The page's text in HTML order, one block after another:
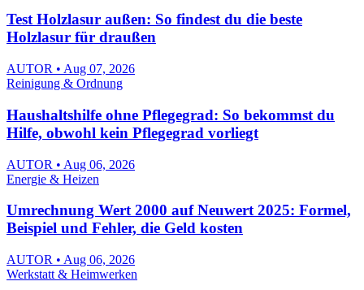
Test Holzlasur außen: So findest du die beste
Holzlasur für draußen
AUTOR • Aug 07, 2026
Reinigung & Ordnung
Haushaltshilfe ohne Pflegegrad: So bekommst du
Hilfe, obwohl kein Pflegegrad vorliegt
AUTOR • Aug 06, 2026
Energie & Heizen
Umrechnung Wert 2000 auf Neuwert 2025: Formel,
Beispiel und Fehler, die Geld kosten
AUTOR • Aug 06, 2026
Werkstatt & Heimwerken